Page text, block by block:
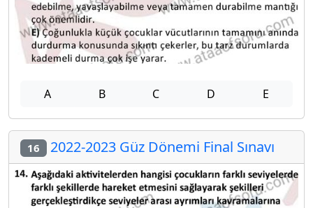
A B C D E
16 2022-2023 Güz Dönemi Final Sınavı